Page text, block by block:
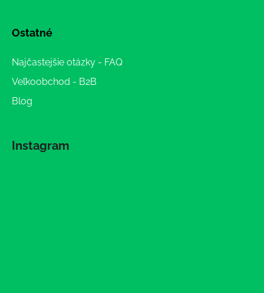
Ostatné
Najčastejšie otázky - FAQ
Veľkoobchod - B2B
Blog
Instagram